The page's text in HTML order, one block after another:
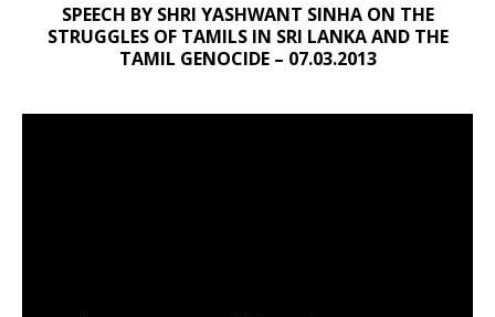
SPEECH BY SHRI YASHWANT SINHA ON THE
STRUGGLES OF TAMILS IN SRI LANKA AND THE
TAMIL GENOCIDE – 07.03.2013